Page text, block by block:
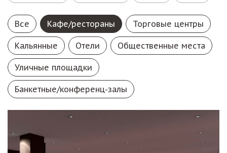
Все Кафе/рестораны Торговые центры
Кальянные Отели Общественные места
Уличные площадки
Банкетные/конференц-залы